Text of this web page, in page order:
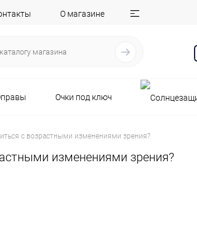
О магазине
Очки под ключ
с возрастными изменениями зрения?
изменениями зрения?